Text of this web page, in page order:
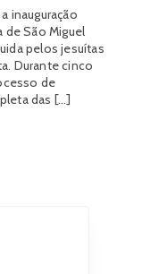
inauguração
de São Miguel
pelos jesuítas
Durante cinco
de
das […]